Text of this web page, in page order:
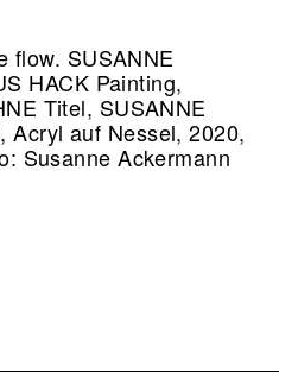
flow. SUSANNE
HACK Painting,
Titel, SUSANNE
Acryl auf Nessel, 2020,
Susanne Ackermann